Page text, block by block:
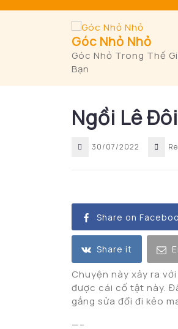
Góc Nhỏ Nhỏ
Góc Nhỏ Trong Thế
Bạn
Ngồi Lê
30/07/2022
Share on
Share it
Chuyện này xảy ra
được cái cố tật này.
gắng sửa đổi đi kẻo
—–